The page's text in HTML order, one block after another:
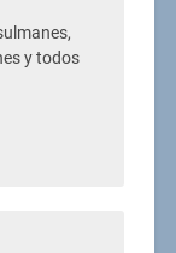
y todos